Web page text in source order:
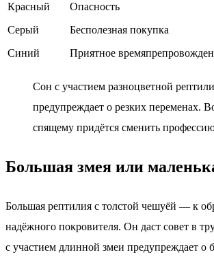
Красный
Опасность
Серый
Бесполезная покупка
Синий
Приятное
Сон с участием разноцветной
предупреждает о резких переменах.
спящему придётся сменить
Большая змея или
Большая рептилия с толстой чешуёй — к
надёжного покровителя. Он даст совет в
с участием длинной змеи предупреждает о